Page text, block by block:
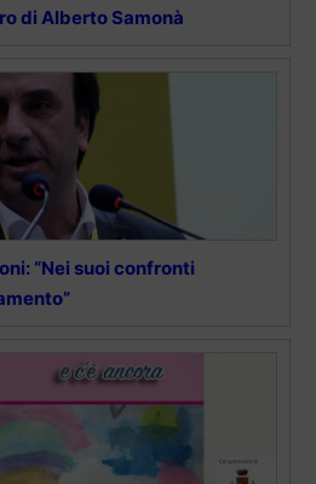
di Alberto Samonà
“Nei suoi confronti